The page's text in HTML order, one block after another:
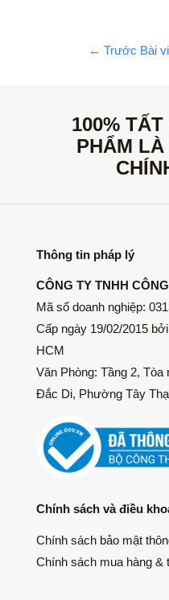
← Trước Bài
100%
PHẨM LÀ
Thông tin pháp lý
CÔNG TY TNHH
Mã số doanh nghiệp:
Cấp ngày 19/02/2015
HCM
Văn Phòng: Tầng 2, Tòa
Đắc Di, Phường Tây
Chính sách và điều
Chính sách bảo mật
Chính sách mua hàng &